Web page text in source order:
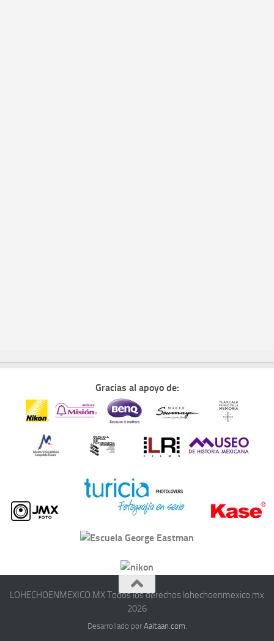
Gracias al apoyo de:
LOHECHOENMEXICO.MX Todos los derechos lohechoenmexico.mx
2026
Desarrollado por Aaltaan.com.